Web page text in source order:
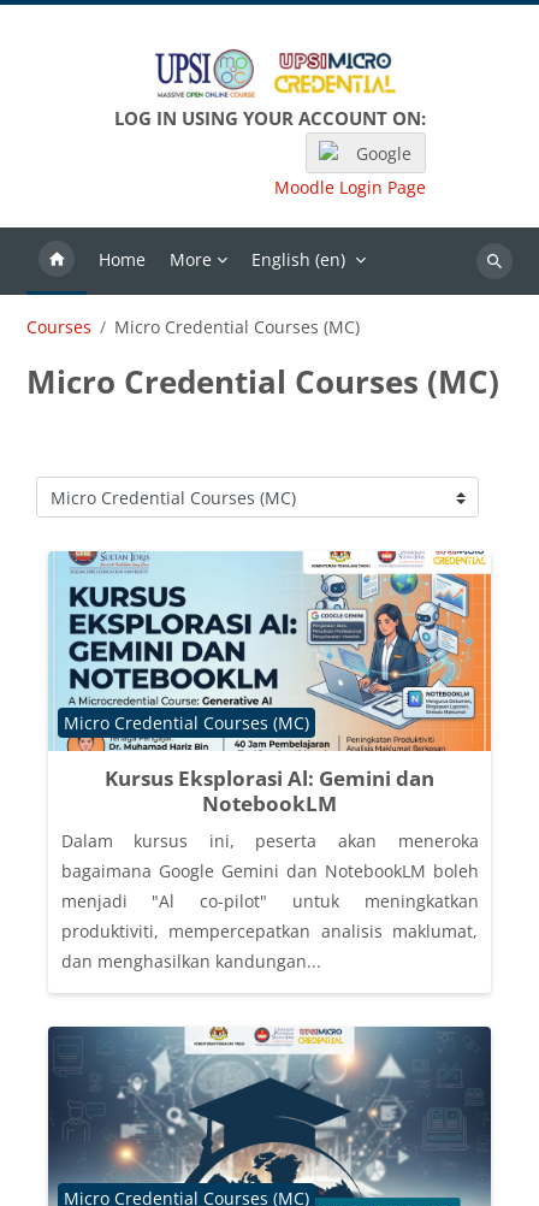
LOG IN USING YOUR ACCOUNT ON:
Google
Moodle Login Page
Home More English ‎(en)‎
Search
Courses Micro Credential Courses (MC)
Micro Credential Courses (MC)
Course categories
Kursus Eksplorasi Al: Gemini dan
NotebookLM
Course category
Micro Credential Courses (MC)
Dalam kursus ini, peserta akan meneroka
bagaimana Google Gemini dan NotebookLM boleh
menjadi "Al co-pilot" untuk meningkatkan
produktiviti, mempercepatkan analisis maklumat,
dan menghasilkan kandungan...
Course category
Micro Credential Courses (MC)